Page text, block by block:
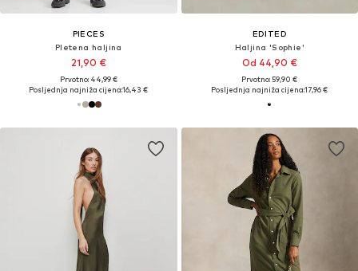
PIECES
Pletena haljina
21,90 €
Prvotno: 44,99 €
Posljednja najniža cijena:16,43 €
EDITED
Haljina 'Sophie'
Od 44,90 €
Prvotno: 59,90 €
Posljednja najniža cijena:17,96 €